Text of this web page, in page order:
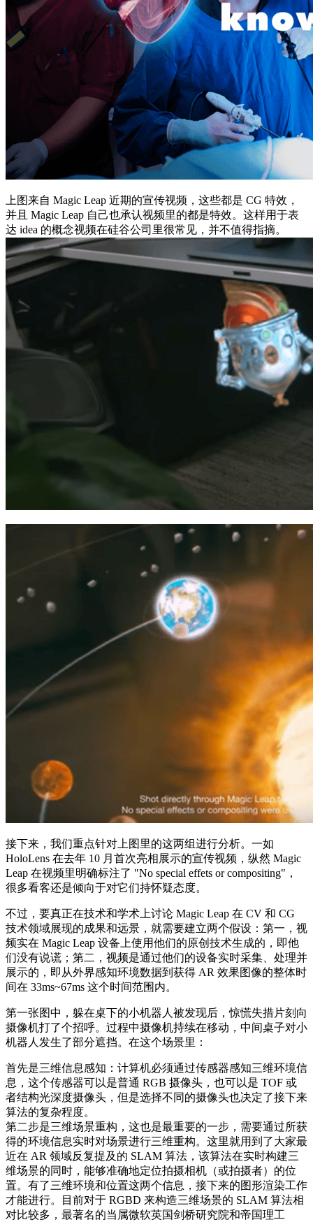
上图来自 Magic Leap 近期的宣传视频，这些都是 CG 特效，
并且 Magic Leap 自己也承认视频里的都是特效。这样用于表
达 idea 的概念视频在硅谷公司里很常见，并不值得指摘。
接下来，我们重点针对上图里的这两组进行分析。一如
HoloLens 在去年 10 月首次亮相展示的宣传视频，纵然 Magic
Leap 在视频里明确标注了 "No special effets or compositing"，
很多看客还是倾向于对它们持怀疑态度。
不过，要真正在技术和学术上讨论 Magic Leap 在 CV 和 CG
技术领域展现的成果和远景，就需要建立两个假设：第一，视
频实在 Magic Leap 设备上使用他们的原创技术生成的，即他
们没有说谎；第二，视频是通过他们的设备实时采集、处理并
展示的，即从外界感知环境数据到获得 AR 效果图像的整体时
间在 33ms~67ms 这个时间范围内。
第一张图中，躲在桌下的小机器人被发现后，惊慌失措片刻向
摄像机打了个招呼。过程中摄像机持续在移动，中间桌子对小
机器人发生了部分遮挡。在这个场景里：
首先是三维信息感知：计算机必须通过传感器感知三维环境信
息，这个传感器可以是普通 RGB 摄像头，也可以是 TOF 或
者结构光深度摄像头，但是选择不同的摄像头也决定了接下来
算法的复杂程度。
第二步是三维场景重构，这也是最重要的一步，需要通过所获
得的环境信息实时对场景进行三维重构。这里就用到了大家最
近在 AR 领域反复提及的 SLAM 算法，该算法在实时构建三
维场景的同时，能够准确地定位拍摄相机（或拍摄者）的位
置。有了三维环境和位置这两个信息，接下来的图形渲染工作
才能进行。目前对于 RGBD 来构造三维场景的 SLAM 算法相
对比较多，最著名的当属微软英国剑桥研究院和帝国理工